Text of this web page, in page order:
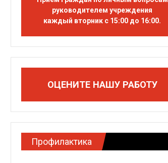
руководителем учреждения
каждый вторник с 15:00 до 16:00.
ОЦЕНИТЕ НАШУ РАБОТУ
Профилактика